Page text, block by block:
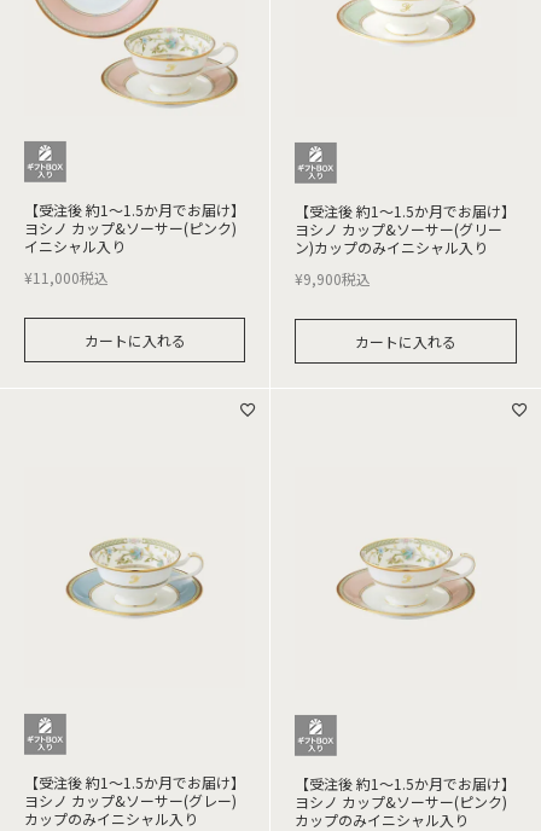
【受注後 約1～1.5か月でお届け】
ヨシノ カップ&ソーサー(ピンク)
イニシャル入り
¥11,000税込
カートに入れる
【受注後 約1～1.5か月でお届け】
ヨシノ カップ&ソーサー(グリー
ン)カップのみイニシャル入り
¥9,900税込
カートに入れる
【受注後 約1～1.5か月でお届け】
ヨシノ カップ&ソーサー(グレー)
カップのみイニシャル入り
【受注後 約1～1.5か月でお届け】
ヨシノ カップ&ソーサー(ピンク)
カップのみイニシャル入り